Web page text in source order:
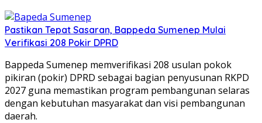
Pastikan Tepat Sasaran, Bappeda Sumenep Mulai
Verifikasi 208 Pokir DPRD
Bappeda Sumenep memverifikasi 208 usulan pokok
pikiran (pokir) DPRD sebagai bagian penyusunan RKPD
2027 guna memastikan program pembangunan selaras
dengan kebutuhan masyarakat dan visi pembangunan
daerah.